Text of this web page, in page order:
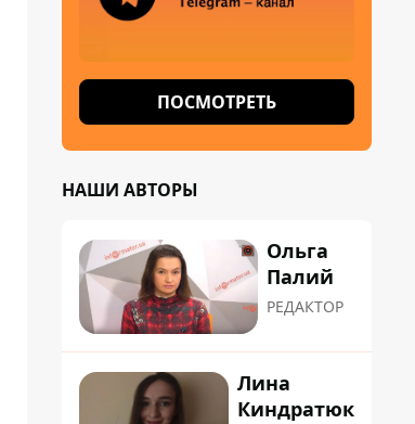
ПОСМОТРЕТЬ
НАШИ АВТОРЫ
Ольга
Палий
РЕДАКТОР
Лина
Киндратюк